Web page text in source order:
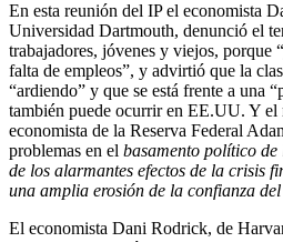
En esta reunión del IP el economista
Universidad Dartmouth, denunció el
trabajadores, jóvenes y viejos, porque
falta de empleos”, y advirtió que la
“ardiendo” y que se está frente a una
también puede ocurrir en EE.UU. Y el
economista de la Reserva Federal
problemas en el basamento político
de los alarmantes efectos de la crisis
una amplia erosión de la confianza
El economista Dani Rodrick, de